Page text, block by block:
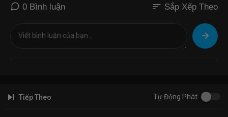
2020
• Facebook :https://bitly.com.vn/EDqHQ
0 Bình luận sort Sắp Xếp Theo
Tiếp Theo Tự Động Phát